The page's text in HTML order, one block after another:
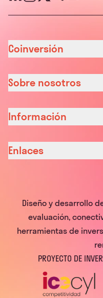
Coinversión
Sobre nosotros
Información
Enlaces
Diseño y desarrollo
evaluación,
herramientas de
PROYECTO DE